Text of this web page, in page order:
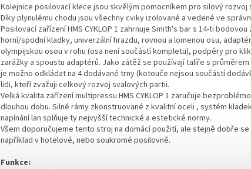
Kolejnice posilovací klece jsou skvělým pomocníkem pro silový rozvoj
Díky plynulému chodu jsou všechny cviky izolované a vedené ve
Posilovací zařízení HMS CYKLOP 1 zahrnuje Smith's bar s 14-ti bodovou
horní/spodní kladky, univerzální hrazdu, rovnou a lomenou osu,
olympijskou osou v rohu (osa není součástí kompletu), podpěry pro
zarážky a spoustu adaptérů. Jako zátěž se používají talíře s
je možno odkládat na 4 dodávané trny (kotouče nejsou součástí
lidi, kteří zvažuji celkový rozvoj svalových partii.
Velká kvalita zařízení multipressu HMS CYKLOP 1 zaručuje
dlouhou dobu. Silné rámy zkonstruované z kvalitní oceli , systém
napínání lan splňuje ty nejvyšší technické a estetické normy.
Všem doporučujeme tento stroj na domácí použití, ale stejně dobře
například v hotelové, nebo soukromé posilovně.
Funkce: